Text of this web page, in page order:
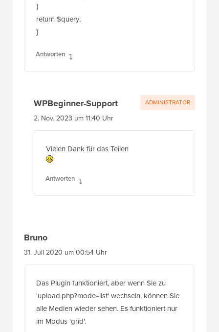
}
return $query;
}
Antworten
WPBeginner-Support
2. Nov. 2023 um 11:40 Uhr
Vielen Dank für das Teilen
Antworten
ADMINISTRATOR
Bruno
31. Juli 2020 um 00:54 Uhr
Das Plugin funktioniert, aber wenn Sie zu
'upload.php?mode=list' wechseln, können Sie
alle Medien wieder sehen. Es funktioniert nur
im Modus 'grid'.